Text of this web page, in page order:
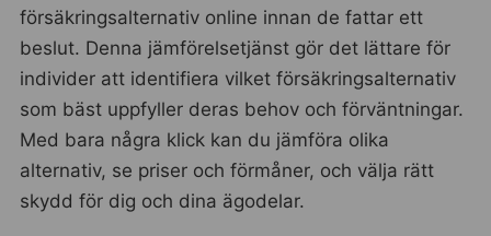
försäkringsalternativ online innan de fattar ett
beslut. Denna jämförelsetjänst gör det lättare för
individer att identifiera vilket försäkringsalternativ
som bäst uppfyller deras behov och förväntningar.
Med bara några klick kan du jämföra olika
alternativ, se priser och förmåner, och välja rätt
skydd för dig och dina ägodelar.